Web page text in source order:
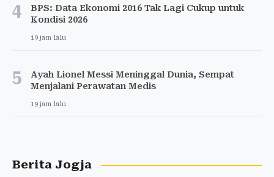
4
BPS: Data Ekonomi 2016 Tak Lagi Cukup untuk
Kondisi 2026
19 jam lalu
5
Ayah Lionel Messi Meninggal Dunia, Sempat
Menjalani Perawatan Medis
19 jam lalu
Berita Jogja